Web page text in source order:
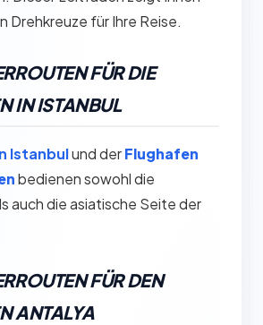
Drehkreuze für Ihre Reise.
FÜR DIE
IN ISTANBUL
Istanbulund derFlughafen
bedienen sowohl die
auch die asiatische Seite der
FÜR DEN
ANTALYA